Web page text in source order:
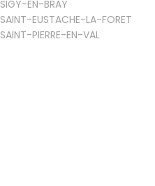
SIGY-EN-BRAY
SAINT-EUSTACHE-LA-FORET
SAINT-PIERRE-EN-VAL